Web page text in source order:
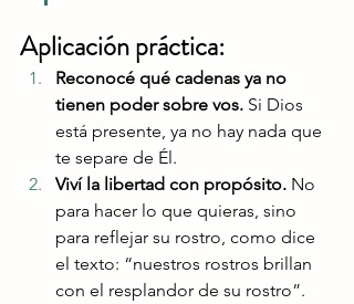
Aplicación práctica:
Reconocé qué cadenas ya no
tienen poder sobre vos. Si Dios
está presente, ya no hay nada que
te separe de Él.
Viví la libertad con propósito. No
para hacer lo que quieras, sino
para reflejar su rostro, como dice
el texto: “nuestros rostros brillan
con el resplandor de su rostro”.